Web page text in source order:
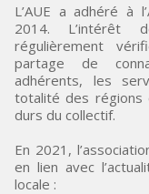
L’AUE a adhéré à l’Association pour la première fois en
2014. L’intérêt
régulièrement
partage de
adhérents, les
totalité des régions
durs du collectif.
En 2021,
en lien avec
locale :